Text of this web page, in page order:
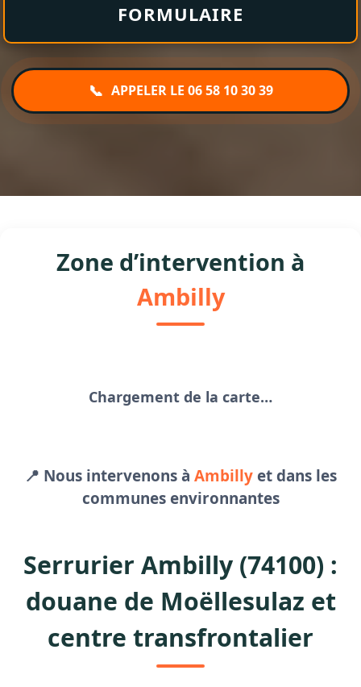
FORMULAIRE
📞 APPELER LE 06 58 10 30 39
Zone d’intervention à
Ambilly
Chargement de la carte…
📍 Nous intervenons à Ambillyet dans les
communes environnantes
Serrurier Ambilly (74100) :
douane de Moëllesulaz et
centre transfrontalier